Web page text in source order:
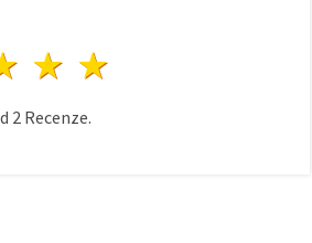
4 hvězdy
3 hvězdy
hvězdy
2 Recenze.